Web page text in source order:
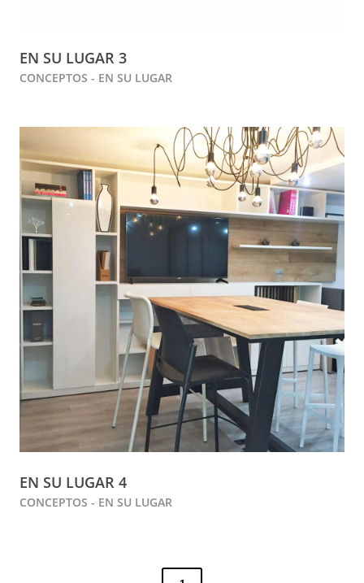
EN SU LUGAR 3
CONCEPTOS - EN SU LUGAR
EN SU LUGAR 4
CONCEPTOS - EN SU LUGAR